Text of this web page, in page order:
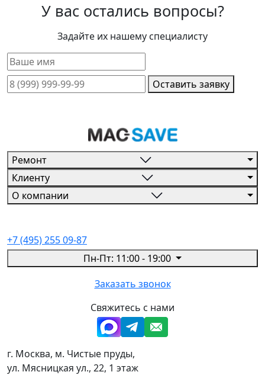
У вас остались вопросы?
Задайте их нашему специалисту
Оставить заявку
Ремонт
Клиенту
О компании
+7 (495) 255 09-87
Пн-Пт: 11:00 - 19:00
Заказать звонок
Свяжитесь с нами
г. Москва, м. Чистые пруды,
ул. Мясницкая ул., 22, 1 этаж